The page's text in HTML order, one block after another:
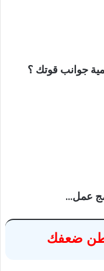
جوانب قوتك ؟
عمل…
ضعفك